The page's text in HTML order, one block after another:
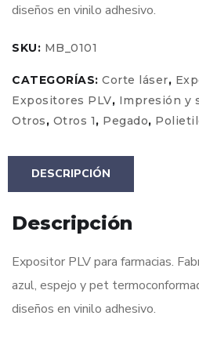
diseños en vinilo adhesivo.
SKU: MB_0101
CATEGORÍAS: Corte láser,
Expositores PLV, Impresión y
Otros, Otros 1, Pegado,
DESCRIPCIÓN
Descripción
Expositor PLV para farmacias.
azul, espejo y pet
diseños en vinilo adhesivo.